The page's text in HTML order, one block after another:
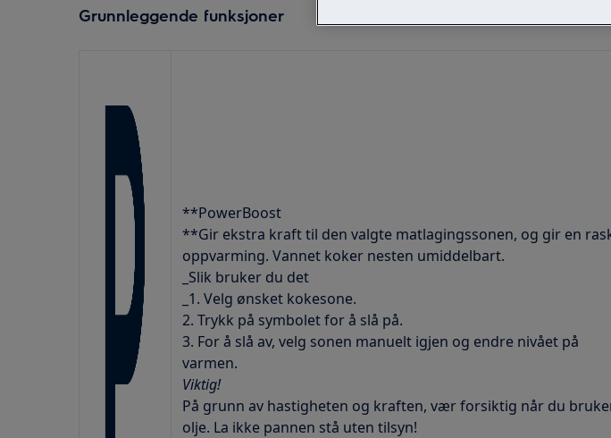
Grunnleggende funksjoner
**PowerBoost
**Gir ekstra kraft til den valgte matlagingssonen, og gir en
oppvarming. Vannet koker nesten umiddelbart.
_Slik bruker du det
_1. Velg ønsket kokesone.
2. Trykk på symbolet for å slå på.
3. For å slå av, velg sonen manuelt igjen og endre nivået på
varmen.
Viktig!
På grunn av hastigheten og kraften, vær forsiktig når du
olje. La ikke pannen stå uten tilsyn!